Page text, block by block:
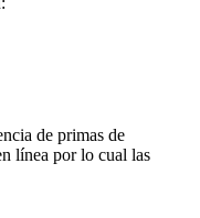
de primas de
línea por lo cual las